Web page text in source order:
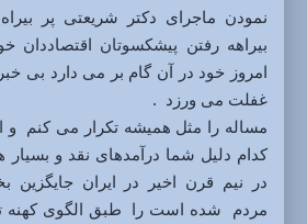
نمودن ماجرای دکتر شریعتی پر
بیراهه رفتن پیشکسوتان اقتصاددان
امروز خود در آن گام بر می دارد بی
غفلت می ورزد .
مساله را مثل همیشه تکرار می کنم
و
کدام دلیل شما درآمدهای نقد و
در نیم قرن اخیر در ایران جایگزین
مردم
شده است را
طبق الگوی کهنه